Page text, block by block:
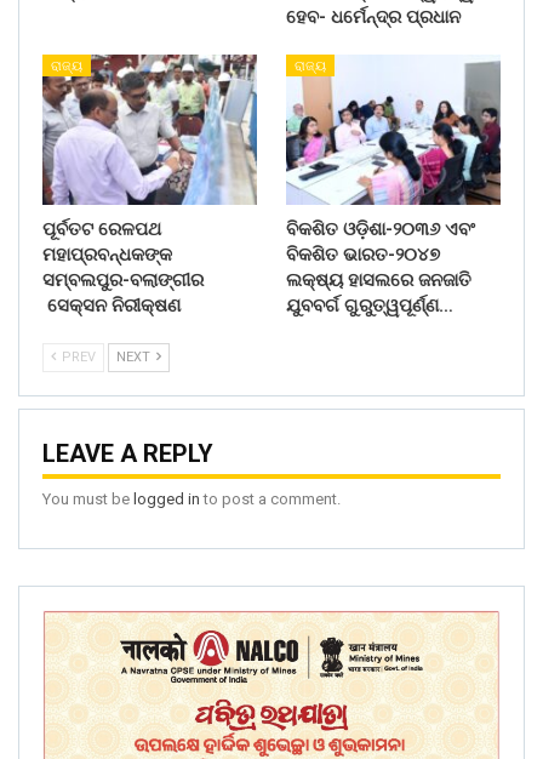
ହେବ- ଧର୍ମେନ୍ଦ୍ର ପ୍ରଧାନ
ରାଜ୍ୟ
ପୂର୍ବତଟ ରେଳପଥ
ମହାପ୍ରବନ୍ଧକଙ୍କ
ସମ୍ବଲପୁର-ବଲାଙ୍ଗୀର
ସେକ୍ସନ ନିରୀକ୍ଷଣ
ରାଜ୍ୟ
ବିକଶିତ ଓଡ଼ିଶା-୨୦୩୬ ଏବଂ
ବିକଶିତ ଭାରତ-୨୦୪୭
ଲକ୍ଷ୍ୟ ହାସଲରେ ଜନଜାତି
ଯୁବବର୍ଗ ଗୁରୁତ୍ୱପୂର୍ଣ୍ଣ…
PREV NEXT
LEAVE A REPLY
You must be logged in to post a comment.